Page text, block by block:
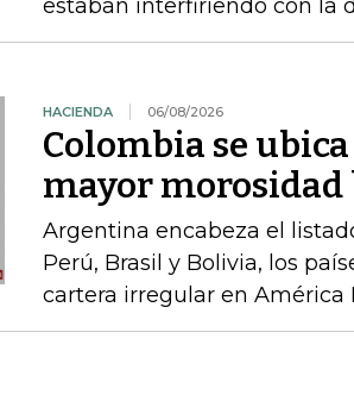
estaban interfiriendo con la
HACIENDA 06/08/2026
Colombia se
mayor
Argentina encabeza el
Perú, Brasil y Bolivia, los
cartera irregular en América